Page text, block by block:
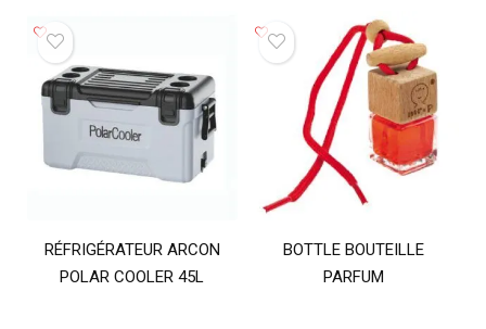
RÉFRIGÉRATEUR ARCON
POLAR COOLER 45L
BOTTLE BOUTEILLE
PARFUM